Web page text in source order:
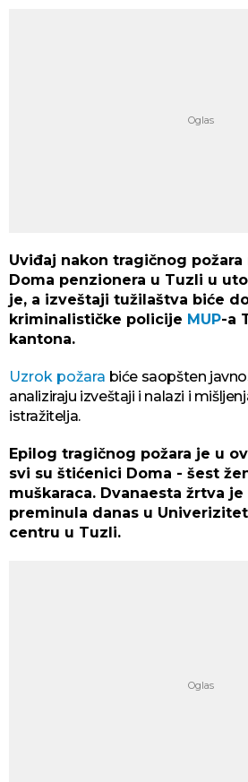
Uviđaj nakon tragičnog
Doma penzionera u Tuzli u
je, a izveštaji tužilaštva biće
kriminalističke policije MUP-a
kantona.
Uzrok požara biće saopšten
analiziraju izveštaji i nalazi i
istražitelja.
Epilog tragičnog požara je u
svi su štićenici Doma - šest
muškaraca. Dvanaesta žrtva
preminula danas u
centru u Tuzli.